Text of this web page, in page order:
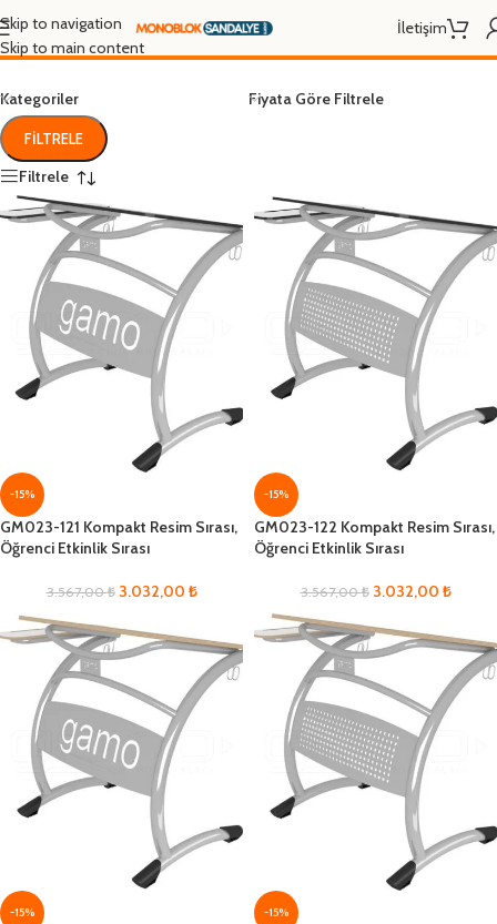
Skip to navigation
Skip to main content
İletişim
laminat resim sırası
Kategoriler Fiyata Göre Filtrele
FILTRELE
Filtrele
-15%
GM023-121 Kompakt Resim Sırası,
Öğrenci Etkinlik Sırası
3.567,00₺ 3.032,00 ₺
-15%
GM023-122 Kompakt Resim Sırası,
Öğrenci Etkinlik Sırası
3.567,00₺ 3.032,00 ₺
-15% -15%